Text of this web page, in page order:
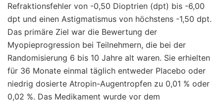
Refraktionsfehler von -0,50 Dioptrien (dpt) bis -6,00
dpt und einen Astigmatismus von höchstens -1,50 dpt.
Das primäre Ziel war die Bewertung der
Myopieprogression bei Teilnehmern, die bei der
Randomisierung 6 bis 10 Jahre alt waren. Sie erhielten
für 36 Monate einmal täglich entweder Placebo oder
niedrig dosierte Atropin-Augentropfen zu 0,01 % oder
0,02 %. Das Medikament wurde vor dem